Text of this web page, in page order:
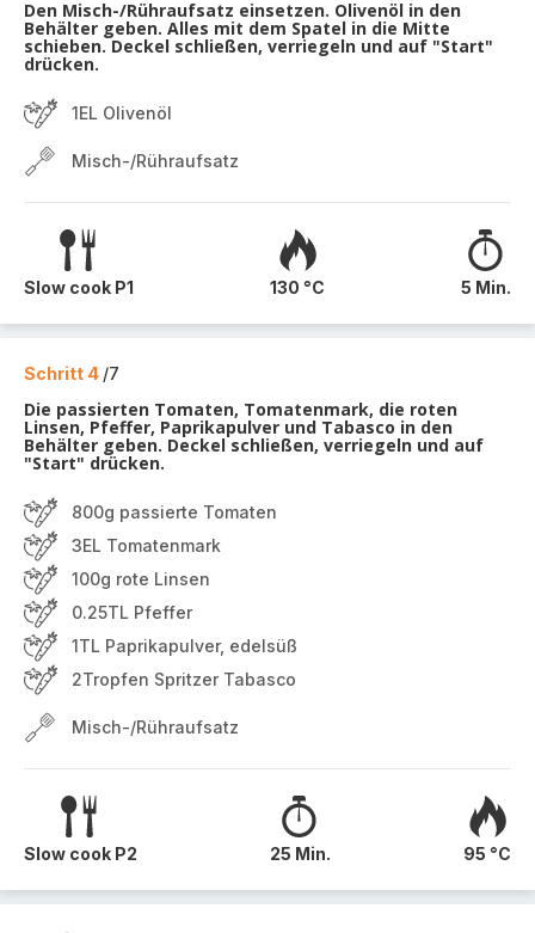
Den Misch-/Rühraufsatz einsetzen. Olivenöl in den
Behälter geben. Alles mit dem Spatel in die Mitte
schieben. Deckel schließen, verriegeln und auf "Start"
drücken.
1EL Olivenöl
Misch-/Rühraufsatz
Slow cook P1 130 °C 5 Min.
Schritt 4 /7
Die passierten Tomaten, Tomatenmark, die roten
Linsen, Pfeffer, Paprikapulver und Tabasco in den
Behälter geben. Deckel schließen, verriegeln und auf
"Start" drücken.
800g passierte Tomaten
3EL Tomatenmark
100g rote Linsen
0.25TL Pfeffer
1TL Paprikapulver, edelsüß
2Tropfen Spritzer Tabasco
Misch-/Rühraufsatz
Slow cook P2 25 Min. 95 °C